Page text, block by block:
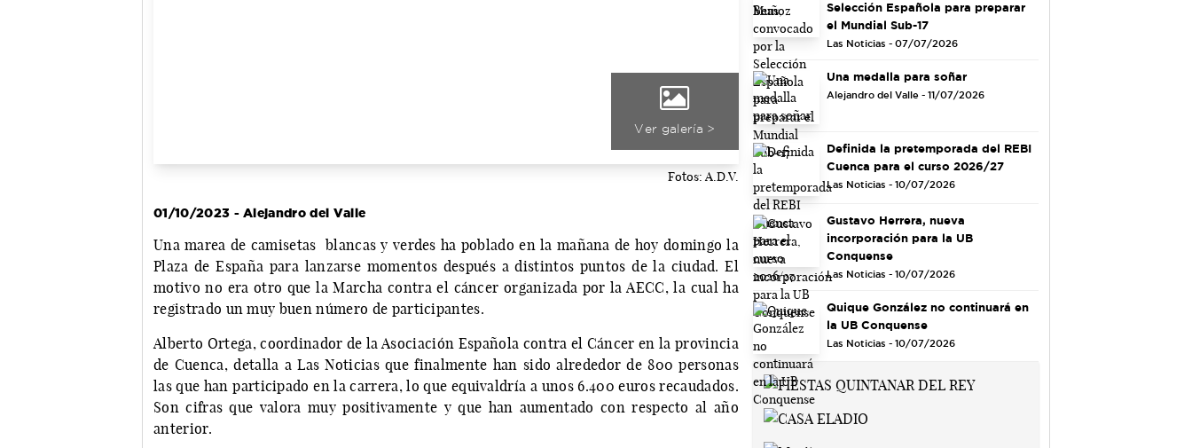
Ver galería >
Fotos: A.D.V.
01/10/2023 - Alejandro del Valle
Una marea de camisetas blancas y verdes ha poblado en la mañana de hoy domingo la
Plaza de España para lanzarse momentos después a distintos puntos de la ciudad. El
motivo no era otro que la Marcha contra el cáncer organizada por la AECC, la cual ha
registrado un muy buen número de participantes.
Alberto Ortega, coordinador de la Asociación Española contra el Cáncer en la provincia
de Cuenca, detalla a Las Noticias que finalmente han sido alrededor de 800 personas
las que han participado en la carrera, lo que equivaldría a unos 6.400 euros recaudados.
Son cifras que valora muy positivamente y que han aumentado con respecto al año
anterior.
Selección Española para preparar
el Mundial Sub-17
Las Noticias - 07/07/2026
Una medalla para soñar
Alejandro del Valle - 11/07/2026
Definida la pretemporada del REBI
Cuenca para el curso 2026/27
Las Noticias - 10/07/2026
Gustavo Herrera, nueva
incorporación para la UB
Conquense
Las Noticias - 10/07/2026
Quique González no continuará en
la UB Conquense
Las Noticias - 10/07/2026